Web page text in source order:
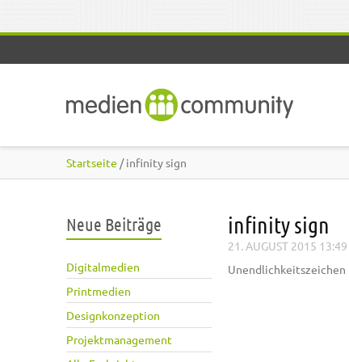
Startseite / infinity sign
Neue Beiträge
Digitalmedien
Printmedien
Designkonzeption
Projektmanagement
infinity sign
21. AUGUST 2015 13:49
Unendlichkeitszeichen